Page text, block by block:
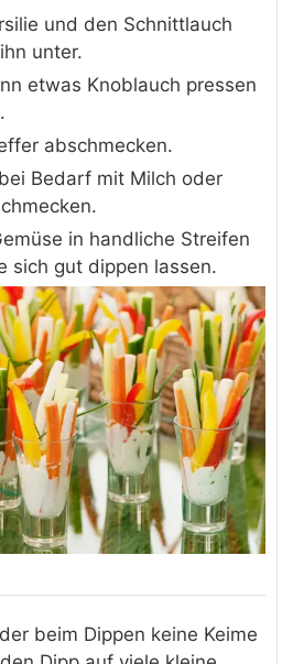
und den Schnittlauch
unter.
etwas Knoblauch pressen
abschmecken.
Bedarf mit Milch oder
in handliche Streifen
sich gut dippen lassen.
beim Dippen keine Keime